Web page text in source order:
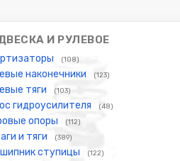
И РУЛЕВОЕ
(108)
наконечники (123)
тяги (103)
гидроусилителя (48)
опоры (112)
и тяги (389)
ступицы (122)